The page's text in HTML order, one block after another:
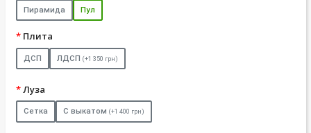
Пирамида Пул
Плита
ДСП ЛДСП (+1 350 грн)
Луза
Сетка С выкатом (+1 400 грн)